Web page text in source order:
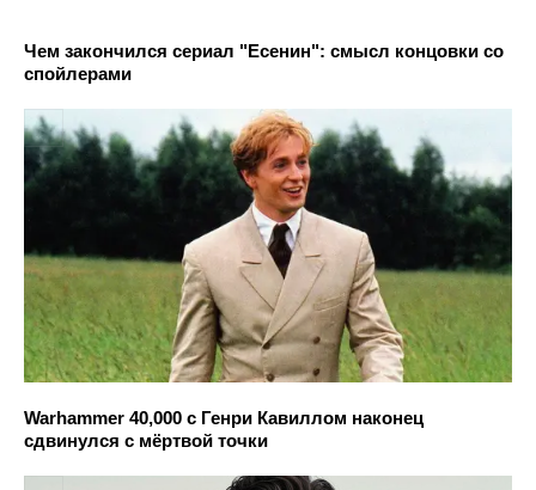
Чем закончился сериал "Есенин": смысл концовки со
спойлерами
Warhammer 40,000 с Генри Кавиллом наконец
сдвинулся с мёртвой точки